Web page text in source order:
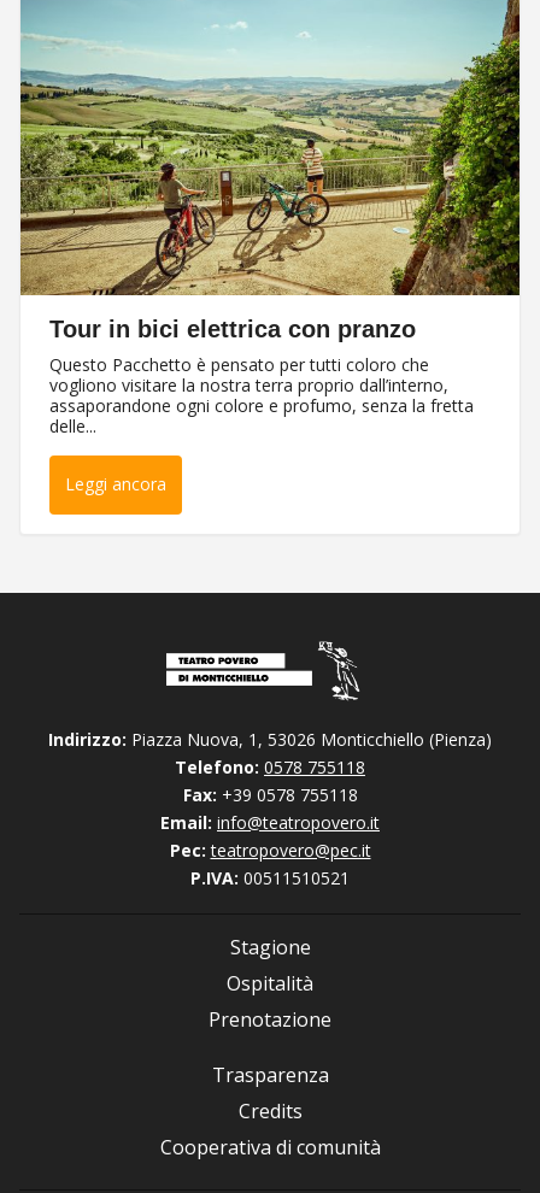
Tour in bici elettrica con pranzo
Questo Pacchetto è pensato per tutti coloro che
vogliono visitare la nostra terra proprio dall’interno,
assaporandone ogni colore e profumo, senza la fretta
delle...
Leggi ancora
Indirizzo: Piazza Nuova, 1, 53026 Monticchiello (Pienza)
Telefono: 0578 755118
Fax: +39 0578 755118
Email: info@teatropovero.it
Pec: teatropovero@pec.it
P.IVA: 00511510521
Stagione
Ospitalità
Prenotazione
Trasparenza
Credits
Cooperativa di comunità